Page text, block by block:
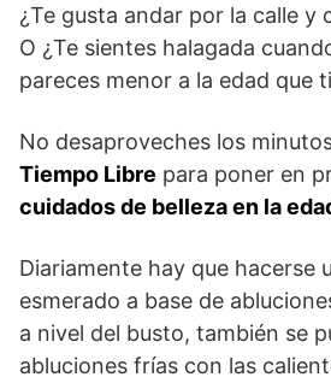
¿Te gusta andar por la calle y
O ¿Te sientes halagada
pareces menor a la edad que
No desaproveches los
Tiempo Libre para poner en
cuidados de belleza en la
Diariamente hay que hacerse
esmerado a base de
a nivel del busto, también se
abluciones frías con las